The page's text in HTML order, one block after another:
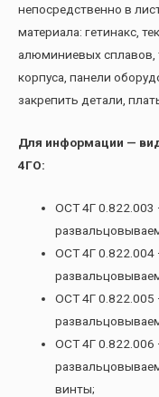
непосредственно в
материала: гетинакс,
алюминиевых сплавов,
корпуса, панели
закрепить детали,
Для информации —
4ГО:
ОСТ 4Г 0.822.003
ОСТ 4Г 0.822.004
ОСТ 4Г 0.822.005
ОСТ 4Г 0.822.006
винты;